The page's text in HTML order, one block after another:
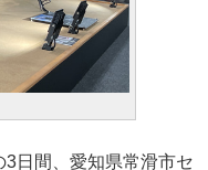
3日間、愛知県常滑市セ